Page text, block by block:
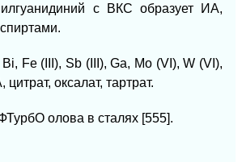
с ВКС образует ИА,
Fe (III), Sb (III), Ga, Mo (VI), W (VI),
оксалат, тартрат.
олова в сталях [555].